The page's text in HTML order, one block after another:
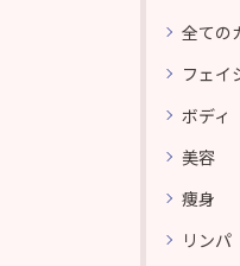
全ての
フェイ
ボディ
美容
痩身
リンパ